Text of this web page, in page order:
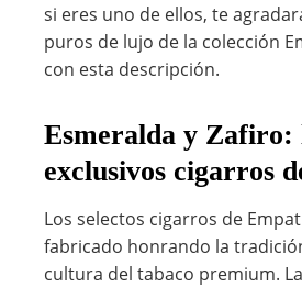
si eres uno de ellos, te
puros de lujo de la colección
con esta descripción.
Esmeralda y Zafiro:
exclusivos cigarros
Los selectos cigarros de
fabricado honrando la
cultura del tabaco premium.